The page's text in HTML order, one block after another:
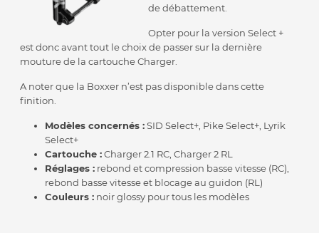
de débattement.
Opter pour la version Select +
est donc avant tout le choix de passer sur la dernière
mouture de la cartouche Charger.
A noter que la Boxxer n’est pas disponible dans cette
finition.
Modèles concernés :SID Select+, Pike Select+, Lyrik
Select+
Cartouche :Charger 2.1 RC, Charger 2 RL
Réglages : rebond et compression basse vitesse (RC),
rebond basse vitesse et blocage au guidon (RL)
Couleurs : noir glossy pour tous les modèles